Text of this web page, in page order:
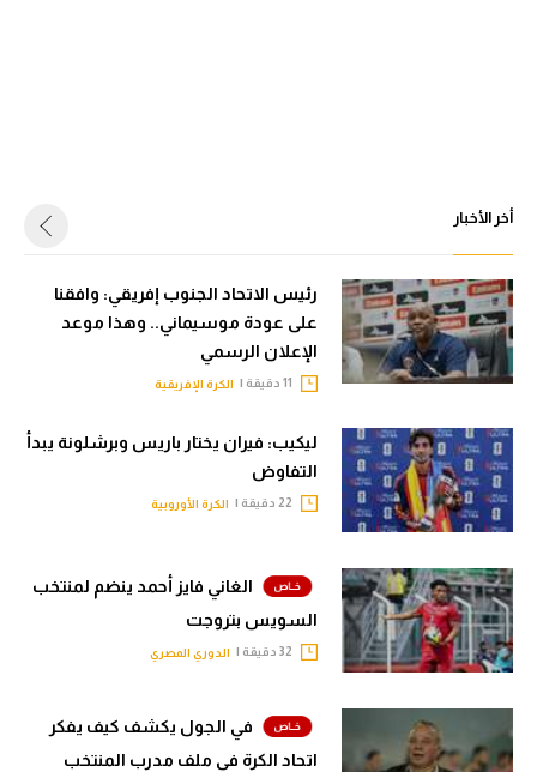
أخر الأخبار
رئيس الاتحاد الجنوب إفريقي: وافقنا
على عودة موسيماني.. وهذا موعد
الإعلان الرسمي
الكرة الإفريقية
ليكيب: فيران يختار باريس وبرشلونة يبدأ
التفاوض
الكرة الأوروبية
الغاني فايز أحمد ينضم لمنتخب
السويس بتروجت
الدوري المصري
في الجول يكشف كيف يفكر
اتحاد الكرة في ملف مدرب المنتخب